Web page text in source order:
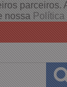
parceiros.
nossaPolítica